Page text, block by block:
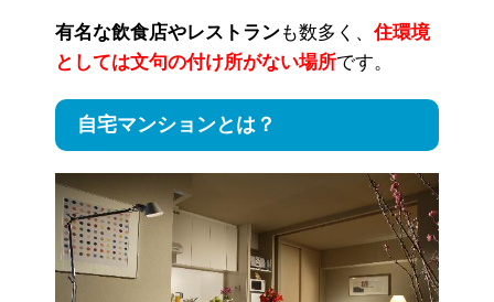
有名な飲食店やレストランも数多く、住環境
としては文句の付け所がない場所です。
自宅マンションとは？